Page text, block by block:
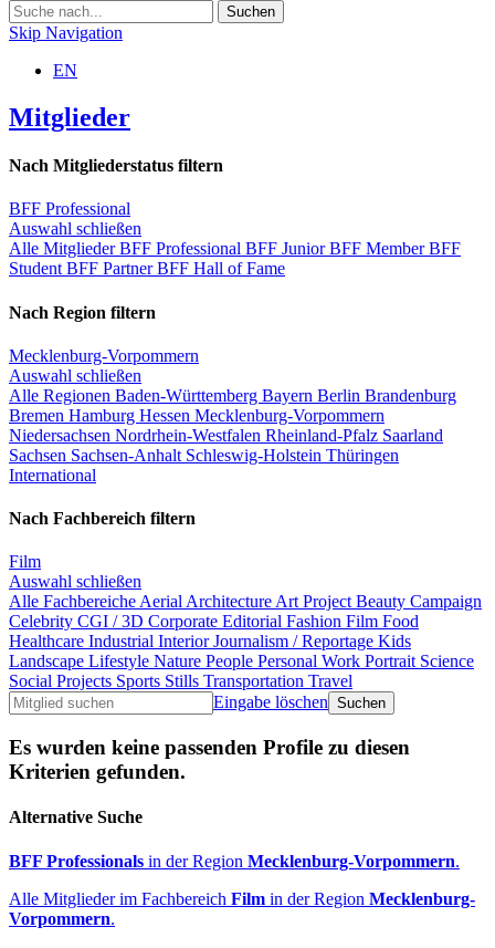
Skip Navigation
EN
Mitglieder
Nach Mitgliederstatus filtern
BFF Professional
Auswahl schließen
Alle MitgliederBFF Professional BFF JuniorBFF MemberBFF
Student BFF PartnerBFF Hall of Fame
Nach Region filtern
Mecklenburg-Vorpommern
Auswahl schließen
Alle Regionen Baden-Württemberg Bayern Berlin Brandenburg
Bremen Hamburg Hessen Mecklenburg-Vorpommern
Niedersachsen Nordrhein-Westfalen Rheinland-Pfalz Saarland
Sachsen Sachsen-Anhalt Schleswig-Holstein Thüringen
International
Nach Fachbereich filtern
Film
Auswahl schließen
Alle Fachbereiche Aerial Architecture Art Project Beauty Campaign
Celebrity CGI / 3D Corporate Editorial Fashion Film Food
Healthcare Industrial InteriorJournalism / Reportage Kids
Landscape Lifestyle Nature People Personal Work Portrait Science
Social Projects Sports Stills Transportation Travel
Eingabe löschen
Es wurden keine passenden Profile zu diesen
Kriterien gefunden.
Alternative Suche
BFF Professionals in der Region Mecklenburg-Vorpommern.
Alle Mitglieder im Fachbereich Film in der Region Mecklenburg-
Vorpommern.